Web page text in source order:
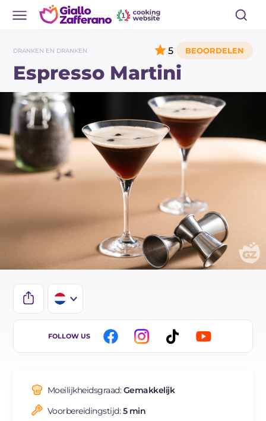
DRANKEN EN DRANKEN
Espresso Martini
5
IT
FR
DE
FOLLOW US
Moeilijkheidsgraad:Gemakkelijk
Voorbereidingstijd:5 min